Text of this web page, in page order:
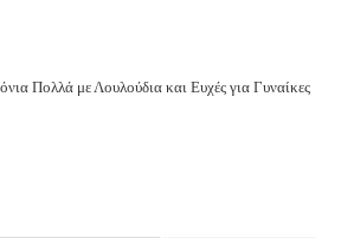
Πολλά με Λουλούδια και Ευχές για Γυναίκες